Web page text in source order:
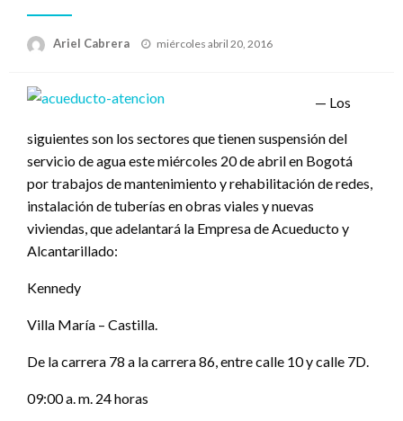
Ariel Cabrera
Publicado
miércoles abril 20, 2016
— Los
siguientes son los sectores que tienen suspensión del
servicio de agua este miércoles 20 de abril en Bogotá
por trabajos de mantenimiento y rehabilitación de redes,
instalación de tuberías en obras viales y nuevas
viviendas, que adelantará la Empresa de Acueducto y
Alcantarillado:
Kennedy
Villa María – Castilla.
De la carrera 78 a la carrera 86, entre calle 10 y calle 7D.
09:00 a. m. 24 horas